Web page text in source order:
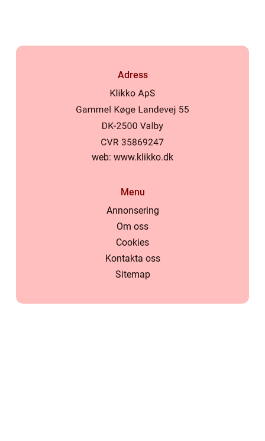
Adress
web: www.klikko.dk
Menu
Annonsering
Om oss
Cookies
Kontakta oss
Sitemap